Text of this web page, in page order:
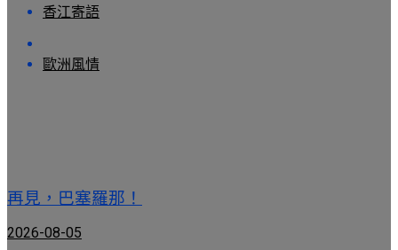
香江寄語
歐洲風情
再見，巴塞羅那！
2026-08-05